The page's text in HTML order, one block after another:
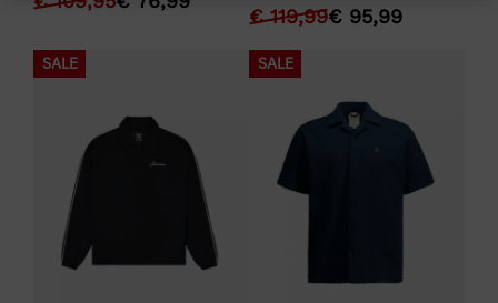
€119,99€ 95,99
SALE SALE